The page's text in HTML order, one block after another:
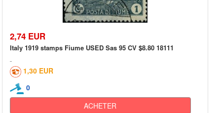
2,74 EUR
Italy 1919 stamps Fiume USED Sas 95 CV $8.80 18111
1,30 EUR
0
ACHETER